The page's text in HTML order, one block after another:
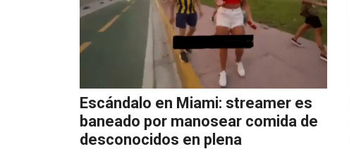
Escándalo en Miami: streamer es
baneado por manosear comida de
desconocidos en plena